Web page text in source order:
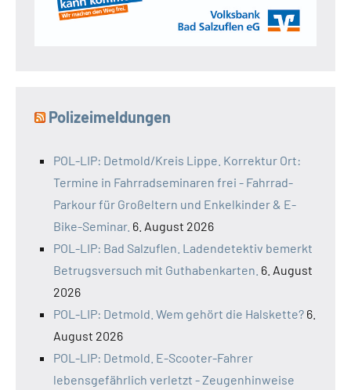
Polizeimeldungen
POL-LIP: Detmold/Kreis Lippe. Korrektur Ort:
Termine in Fahrradseminaren frei - Fahrrad-
Parkour für Großeltern und Enkelkinder & E-
Bike-Seminar. 6. August 2026
POL-LIP: Bad Salzuflen. Ladendetektiv bemerkt
Betrugsversuch mit Guthabenkarten. 6. August
2026
POL-LIP: Detmold. Wem gehört die Halskette? 6.
August 2026
POL-LIP: Detmold. E-Scooter-Fahrer
lebensgefährlich verletzt - Zeugenhinweise